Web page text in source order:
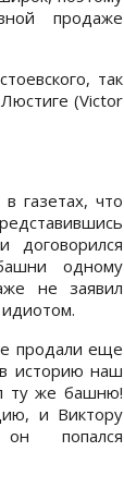
продаже
так
(Victor
газетах, что
договорился
одному
не заявил
продали еще
историю наш
ту же башню!
и Виктору
попался